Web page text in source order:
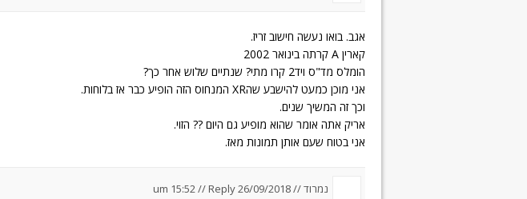
אגב. בואו נעשה חישוב זריז.
קארין A קרתה בינואר 2002
הומלס מד"ס ויד2 קרו מתי? שנתיים שלוש אחר כך?
אני מוכן כמעט להישבע שהXR המנחוס הזה הופיע כבר אז בלוחות.
וכך זה המשיך שנים.
אריק אתה אומר שהוא מופיע גם היום ?? הזוי.
אני בטוח שעם אותן תמונות מאז.
נמרוד //26/09/2018 um 15:52
//Reply